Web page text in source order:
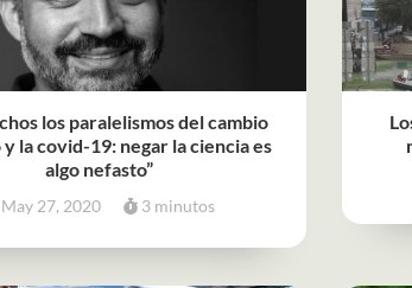
los paralelismos del cambio
la covid-19: negar la ciencia es
algo nefasto”
27, 2020 3 minutos